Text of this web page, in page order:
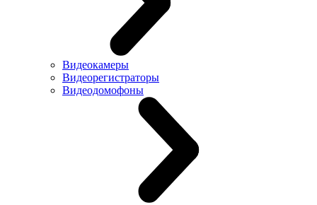
Видеокамеры
Видеорегистраторы
Видеодомофоны